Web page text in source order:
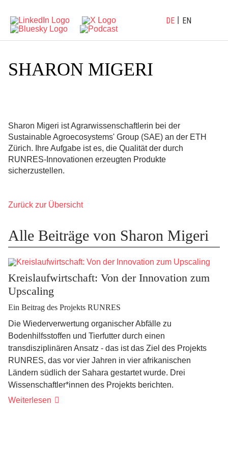
DE EN
SHARON MIGERI
Sharon Migeri ist Agrarwissenschaftlerin bei der
Sustainable Agroecosystems' Group (SAE) an der ETH
Zürich. Ihre Aufgabe ist es, die Qualität der durch
RUNRES-Innovationen erzeugten Produkte
sicherzustellen.
Zurück zur Übersicht
Alle Beiträge von Sharon Migeri
Kreislaufwirtschaft: Von der Innovation zum
Upscaling
Ein Beitrag des Projekts RUNRES
Die Wiederverwertung organischer Abfälle zu
Bodenhilfsstoffen und Tierfutter durch einen
transdisziplinären Ansatz - das ist das Ziel des Projekts
RUNRES, das vor vier Jahren in vier afrikanischen
Ländern südlich der Sahara gestartet wurde. Drei
Wissenschaftler*innen des Projekts berichten.
Weiterlesen